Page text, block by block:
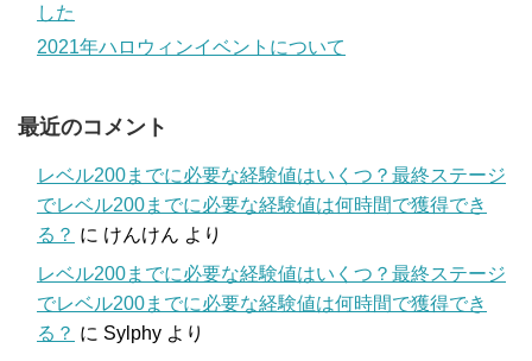
した
2021年ハロウィンイベントについて
最近のコメント
レベル200までに必要な経験値はいくつ？最終ステージ
でレベル200までに必要な経験値は何時間で獲得でき
る？ に けんけん より
レベル200までに必要な経験値はいくつ？最終ステージ
でレベル200までに必要な経験値は何時間で獲得でき
る？ に Sylphy より